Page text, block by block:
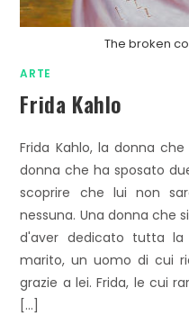
The broken
ARTE
Frida Kahlo
Frida Kahlo, la donna
donna che ha sposato
scoprire che lui non
nessuna. Una donna che
d'aver dedicato tutta
marito, un uomo di cui
grazie a lei. Frida, le cui
[…]